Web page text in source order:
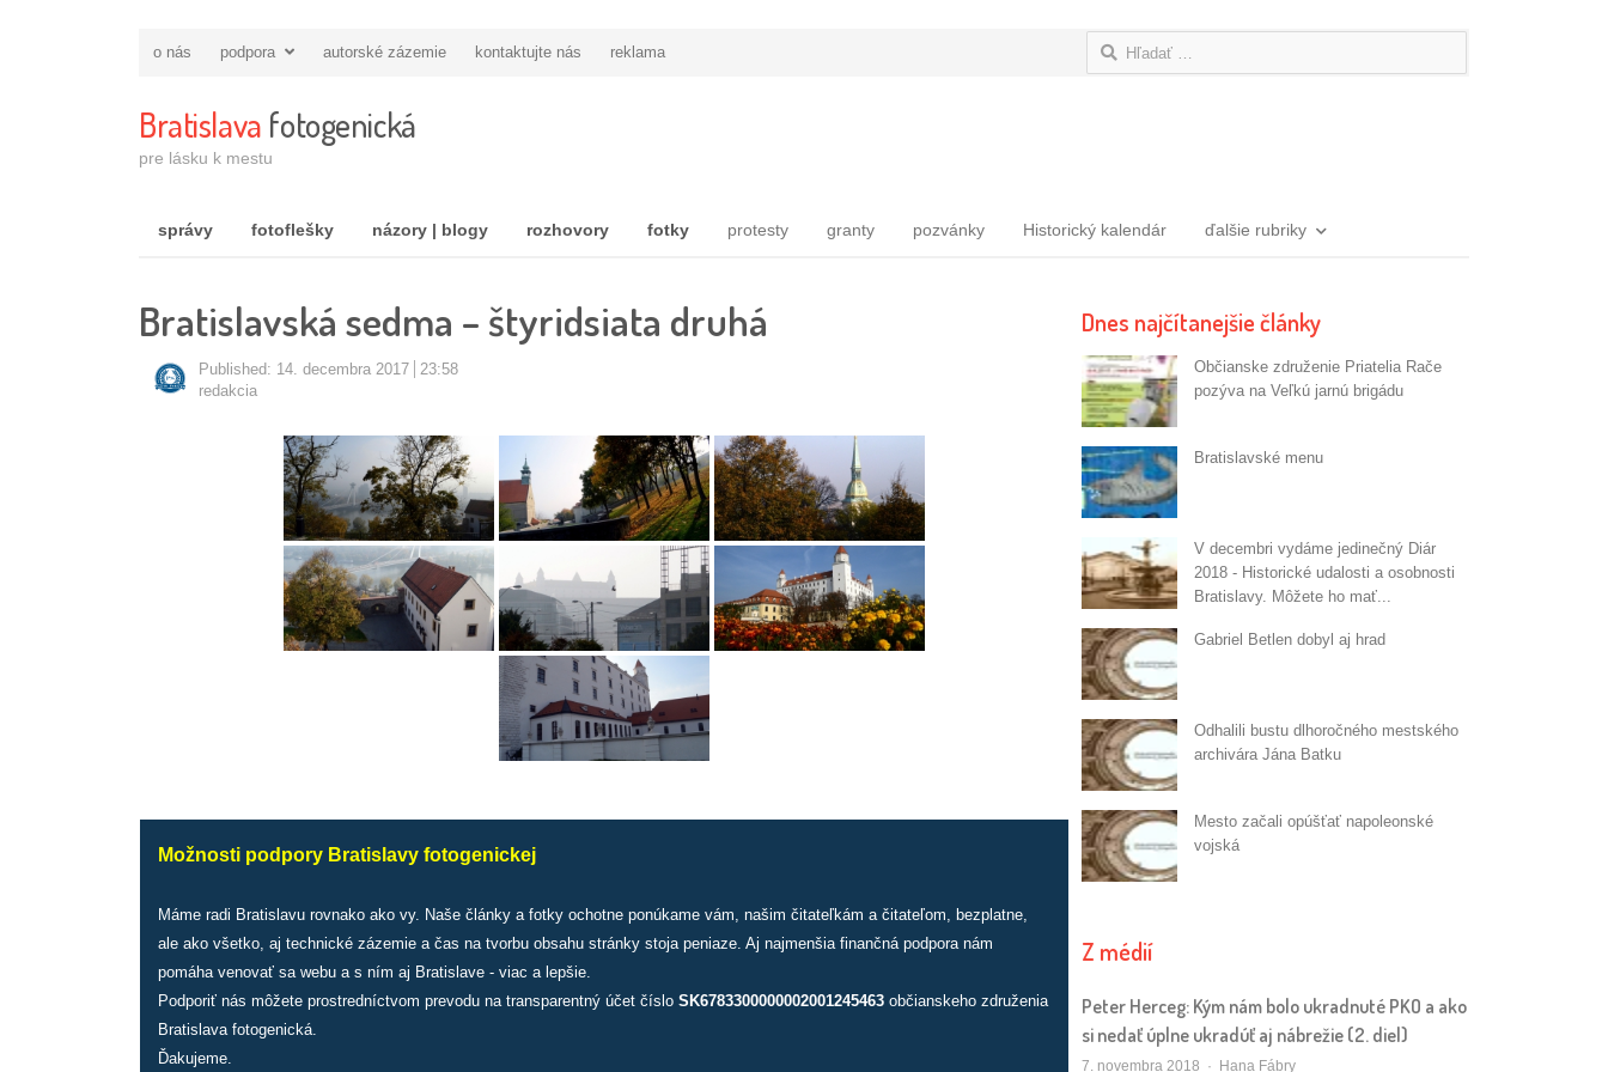
o nás podpora autorské zázemie kontaktujte nás reklama Hľadať:
Bratislava fotogenická
pre lásku k mestu
správy fotoflešky názory | blogy rozhovory fotky protesty granty pozvánky Historický kalendár ďalšie rubriky
Bratislavská sedma – štyridsiata druhá
Published: 14. decembra 2017 23:58
Autor/ka
redakcia
Možnosti podpory Bratislavy fotogenickej
Máme radi Bratislavu rovnako ako vy. Naše články a fotky ochotne ponúkame vám, našim čitateľkám a čitateľom, bezplatne,
ale ako všetko, aj technické zázemie a čas na tvorbu obsahu stránky stoja peniaze. Aj najmenšia finančná podpora nám
pomáha venovať sa webu a s ním aj Bratislave - viac a lepšie.
Podporiť nás môžete prostredníctvom prevodu na transparentný účet číslo SK6783300000002001245463 občianskeho združenia
Bratislava fotogenická.
Ďakujeme.
Dnes najčítanejšie články
Občianske združenie Priatelia Rače
pozýva na Veľkú jarnú brigádu
Bratislavské menu
V decembri vydáme jedinečný Diár
2018 - Historické udalosti a osobnosti
Bratislavy. Môžete ho mať...
Gabriel Betlen dobyl aj hrad
Odhalili bustu dlhoročného mestského
archivára Jána Batku
Mesto začali opúšťať napoleonské
vojská
Z médií
Peter Herceg: Kým nám bolo ukradnuté PKO a ako
si nedať úplne ukradúť aj nábrežie (2. diel)
7. novembra 2018 Autor/ka
Hana Fábry